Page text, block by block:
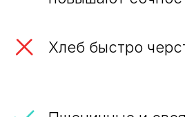
Хлеб быстро